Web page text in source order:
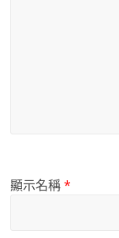
顯示名稱*